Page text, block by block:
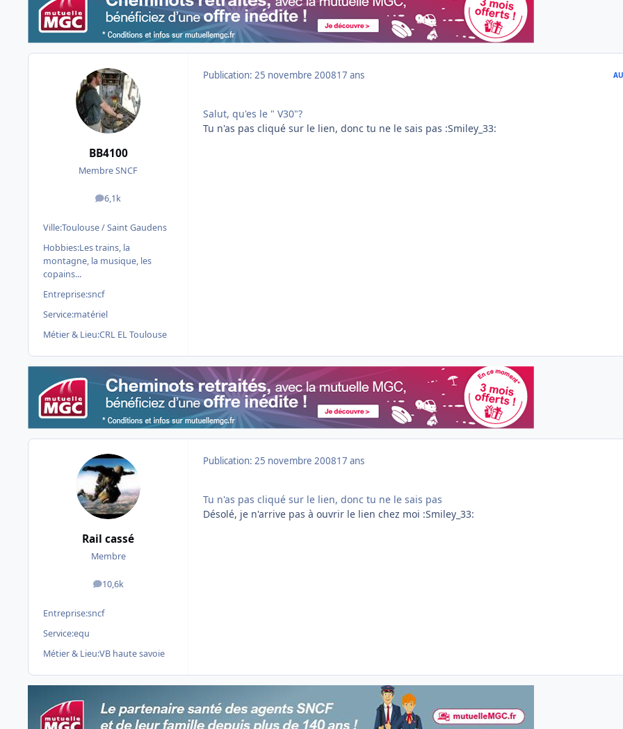
BB4100
Membre SNCF
6,1k
messages
Ville:Toulouse / Saint Gaudens
Hobbies:Les trains, la
montagne, la musique, les
copains...
Entreprise:sncf
Service:matériel
Métier & Lieu:CRL EL Toulouse
Publication: 25 novembre 200817 ans
Salut, qu'es le " V30"?
Tu n'as pas cliqué sur le lien, donc tu ne le sais pas :Smiley_33:
Rail cassé
Membre
10,6k
messages
Entreprise:sncf
Service:equ
Métier & Lieu:VB haute savoie
Publication: 25 novembre 200817 ans
Tu n'as pas cliqué sur le lien, donc tu ne le sais pas
Désolé, je n'arrive pas à ouvrir le lien chez moi :Smiley_33: